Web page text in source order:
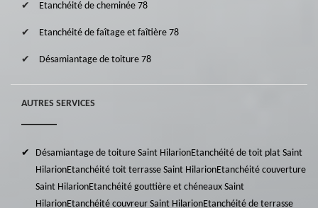
Etanchéité de cheminée 78
Etanchéité de faîtage et faîtière 78
Désamiantage de toiture 78
AUTRES SERVICES
Désamiantage de toiture Saint HilarionEtanchéité de toit plat Saint
HilarionEtanchéité toit terrasse Saint HilarionEtanchéité couverture
Saint HilarionEtanchéité gouttière et chéneaux Saint
HilarionEtanchéité couvreur Saint HilarionEtanchéité de terrasse